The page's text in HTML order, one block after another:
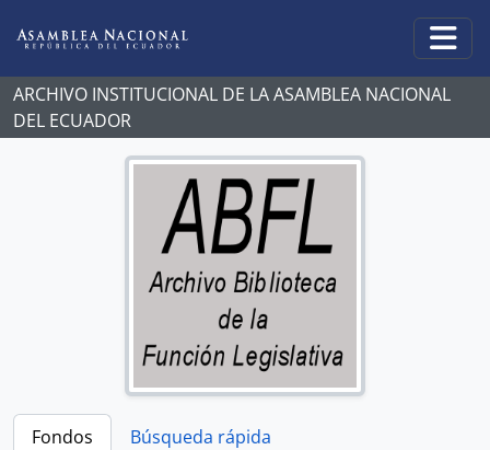
ARCHIVO INSTITUCIONAL DE LA ASAMBLEA NACIONAL
DEL ECUADOR
Fondos
Búsqueda rápida